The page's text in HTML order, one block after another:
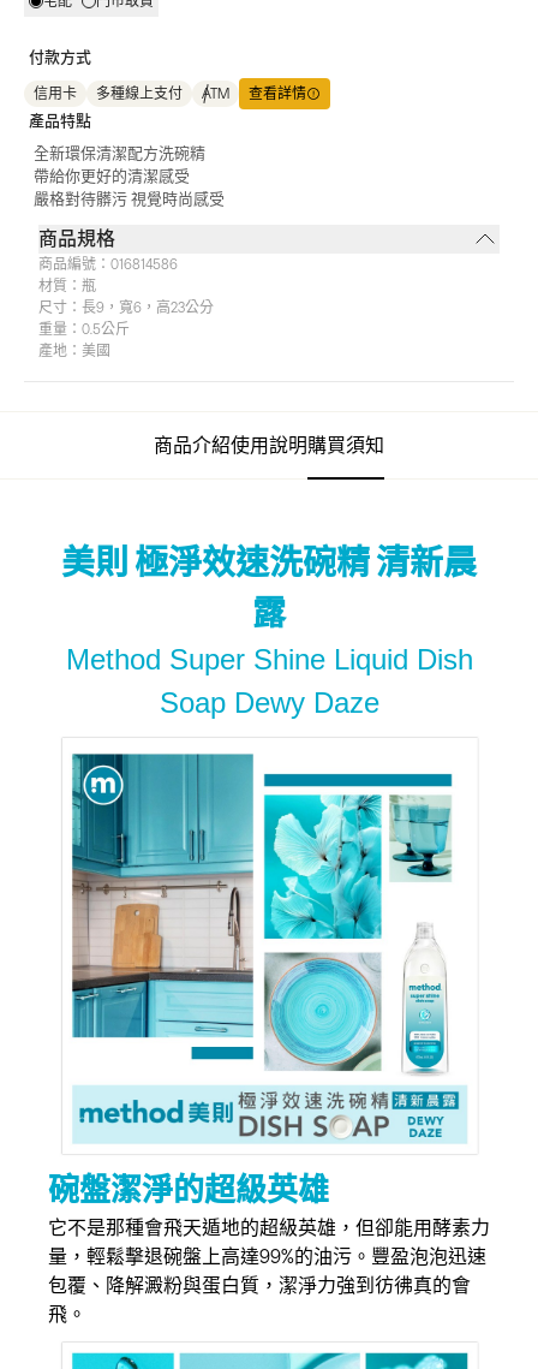
付款方式
信用卡 多種線上支付 ATM 查看詳情
產品特點
全新環保清潔配方洗碗精
帶給你更好的清潔感受
嚴格對待髒污 視覺時尚感受
商品規格
商品編號： 016814586
材質： 瓶
尺寸： 長9，寬6，高23公分
重量： 0.5公斤
產地： 美國
商品介紹使用說明購買須知
美則 極淨效速洗碗精 清新晨
露
Method Super Shine Liquid Dish
Soap Dewy Daze
碗盤潔淨的超級英雄
它不是那種會飛天遁地的超級英雄，但卻能用酵素力
量，輕鬆擊退碗盤上高達99%的油污。豐盈泡泡迅速
包覆、降解澱粉與蛋白質，潔淨力強到彷彿真的會
飛。